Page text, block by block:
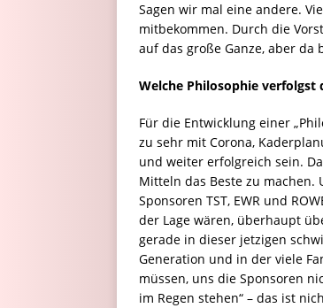
Sagen wir mal eine andere.
mitbekommen. Durch die
auf das große Ganze, aber da
Welche Philosophie verfolgst
Für die Entwicklung einer
zu sehr mit Corona,
und weiter erfolgreich sein.
Mitteln das Beste zu machen.
Sponsoren TST, EWR und
der Lage wären, überhaupt
gerade in dieser jetzigen
Generation und in der viele
müssen, uns die Sponsoren
im Regen stehen“ – das ist